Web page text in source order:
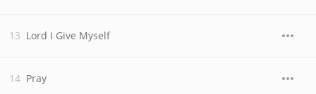
Lord I Give Myself
Pray